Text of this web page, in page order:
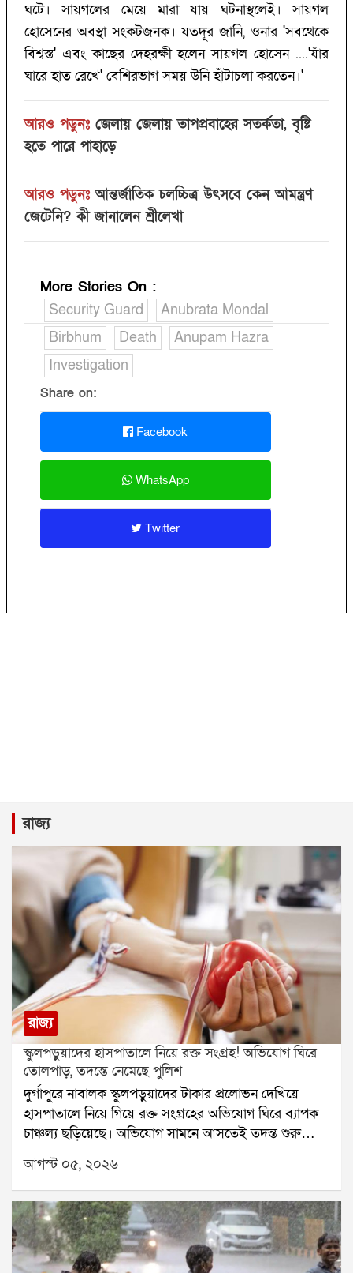
ঘটে। সায়গলের মেয়ে মারা যায় ঘটনাস্থলেই। সায়গল
হোসেনের অবস্থা সংকটজনক। যতদূর জানি, ওনার 'সবথেকে
বিশ্বস্ত' এবং কাছের দেহরক্ষী হলেন সায়গল হোসেন ....'যাঁর
ঘারে হাত রেখে' বেশিরভাগ সময় উনি হাঁটাচলা করতেন।'
আরও পড়ুনঃ জেলায় জেলায় তাপপ্রবাহের সতর্কতা, বৃষ্টি
হতে পারে পাহাড়ে
আরও পড়ুনঃ আন্তর্জাতিক চলচ্চিত্র উৎসবে কেন আমন্ত্রণ
জেটেনি? কী জানালেন শ্রীলেখা
More Stories On :
Security Guard
Anubrata Mondal
Birbhum
Death
Anupam Hazra
Investigation
Share on:
Facebook
WhatsApp
Twitter
রাজ্য
রাজ্য
স্কুলপড়ুয়াদের হাসপাতালে নিয়ে রক্ত সংগ্রহ! অভিযোগ ঘিরে
তোলপাড়, তদন্তে নেমেছে পুলিশ
দুর্গাপুরে নাবালক স্কুলপড়ুয়াদের টাকার প্রলোভন দেখিয়ে
হাসপাতালে নিয়ে গিয়ে রক্ত সংগ্রহের অভিযোগ ঘিরে ব্যাপক
চাঞ্চল্য ছড়িয়েছে। অভিযোগ সামনে আসতেই তদন্ত শুরু
করেছে পুলিশ। একই সঙ্গে এই ঘটনার সঙ্গে কারা জড়িত, তা
খতিয়ে দেখা হচ্ছে।অভিযোগ, দুর্গাপুরের ইস্পাত নগরীর একটি
বেসরকারি স্কুলের তিন নাবালক পড়ুয়াকে টাকার লোভ দেখিয়ে
বিধাননগরের একটি বেসরকারি হাসপাতালে নিয়ে যাওয়া হয়।
সেখানে এক রোগীর আত্মীয় পরিচয়ে তাঁদের রক্তদান করানো
হয়েছে বলে অভিযোগ। আরও অভিযোগ, সরকারি নথিতে
আগস্ট ০৫, ২০২৬